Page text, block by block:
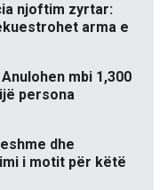
njoftim zyrtar:
arma e
mbi 1,300
persona
dhe
i motit për këtë